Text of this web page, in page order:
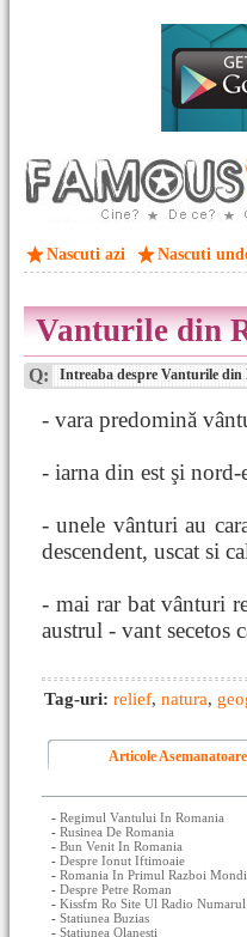
Nascuti azi Nascuti
Vanturile din
Q: Intreaba despre Vanturile din
- vara predomină
- iarna din est şi nord-
- unele vânturi au
descendent, uscat si
- mai rar bat vânturi
austrul - vant secetos
Tag-uri: relief, natura,
Articole Asemanatoare
- Regimul Vantului In Romania
- Rusinea De Romania
- Bun Venit In Romania
- Despre Ionut Iftimoaie
- Romania In Primul Razboi
- Despre Petre Roman
- Kissfm Ro Site Ul Radio
- Statiunea Buzias
- Statiunea Olanesti